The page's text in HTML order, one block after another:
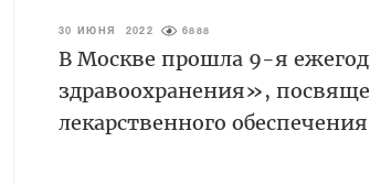
30 ИЮНЯ 2022 6888
В Москве прошла 9-я
здравоохранения»,
лекарственного обеспечения